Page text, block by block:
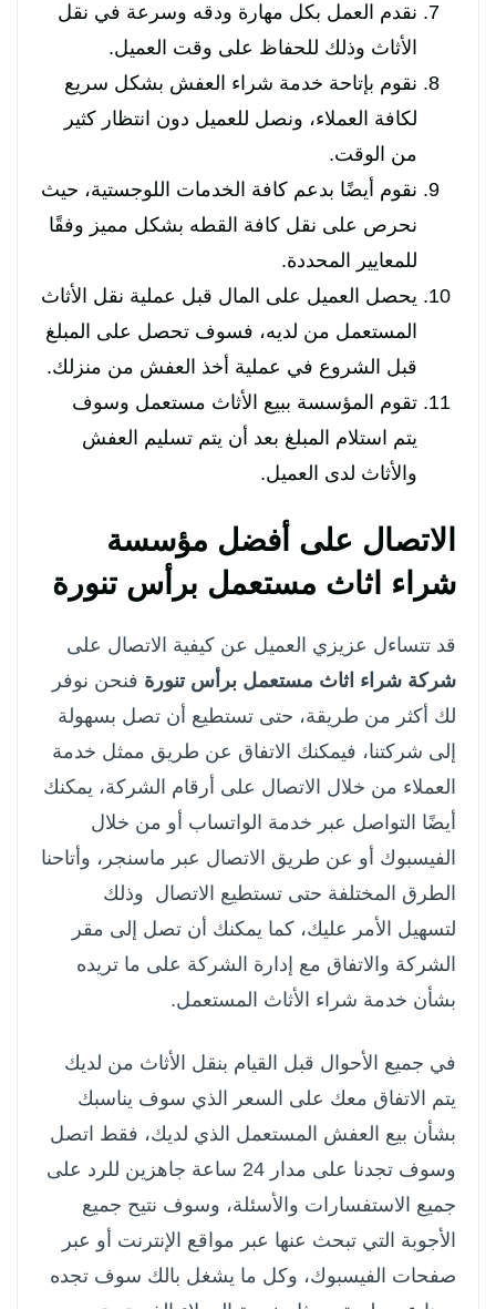
نقدم العمل بكل مهارة ودقه وسرعة في نقل
الأثاث وذلك للحفاظ على وقت العميل.
نقوم بإتاحة خدمة شراء العفش بشكل سريع
لكافة العملاء، ونصل للعميل دون انتظار كثير
من الوقت.
نقوم أيضًا بدعم كافة الخدمات اللوجستية، حيث
نحرص على نقل كافة القطه بشكل مميز وفقًا
للمعايير المحددة.
يحصل العميل على المال قبل عملية نقل الأثاث
المستعمل من لديه، فسوف تحصل على المبلغ
قبل الشروع في عملية أخذ العفش من منزلك.
تقوم المؤسسة ببيع الأثاث مستعمل وسوف
يتم استلام المبلغ بعد أن يتم تسليم العفش
والأثاث لدى العميل.
الاتصال على أفضل مؤسسة
شراء اثاث مستعمل برأس تنورة
قد تتساءل عزيزي العميل عن كيفية الاتصال على
شركة شراء اثاث مستعمل برأس تنورة فنحن نوفر
لك أكثر من طريقة، حتى تستطيع أن تصل بسهولة
إلى شركتنا، فيمكنك الاتفاق عن طريق ممثل خدمة
العملاء من خلال الاتصال على أرقام الشركة، يمكنك
أيضًا التواصل عبر خدمة الواتساب أو من خلال
الفيسبوك أو عن طريق الاتصال عبر ماسنجر، وأتاحنا
الطرق المختلفة حتى تستطيع الاتصال وذلك
لتسهيل الأمر عليك، كما يمكنك أن تصل إلى مقر
الشركة والاتفاق مع إدارة الشركة على ما تريده
بشأن خدمة شراء الأثاث المستعمل.
في جميع الأحوال قبل القيام بنقل الأثاث من لديك
يتم الاتفاق معك على السعر الذي سوف يناسبك
بشأن بيع العفش المستعمل الذي لديك، فقط اتصل
وسوف تجدنا على مدار 24 ساعة جاهزين للرد على
جميع الاستفسارات والأسئلة، وسوف نتيح جميع
الأجوبة التي تبحث عنها عبر مواقع الإنترنت أو عبر
صفحات الفيسبوك، وكل ما يشغل بالك سوف تجده